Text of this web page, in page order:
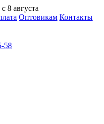
с 8 августа
Оптовикам Контакты
58